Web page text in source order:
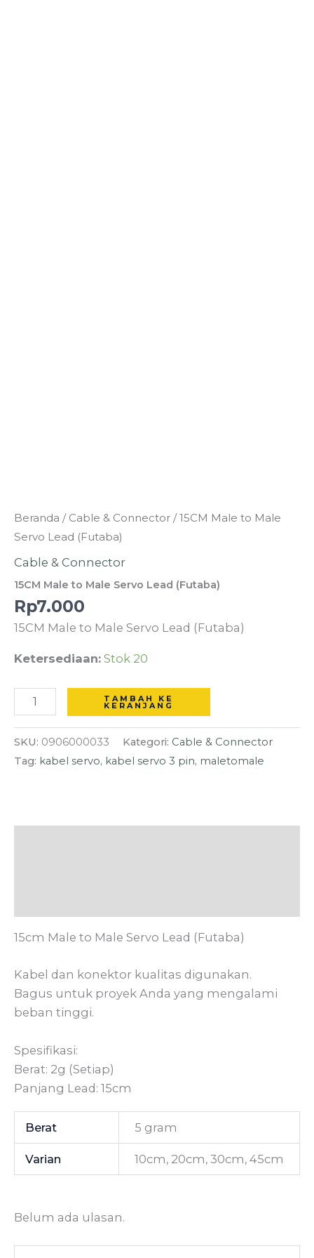
Beranda / Cable & Connector / 15CM Male to Male
Servo Lead (Futaba)
Cable & Connector
15CM Male to Male Servo Lead (Futaba)
Rp7.000
15CM Male to Male Servo Lead (Futaba)
Ketersediaan: Stok 20
Kuantitas
15CM
Male
Male
Servo
Lead
TAMBAH KE
KERANJANG
SKU: 0906000033 Kategori: Cable & Connector
Tag: kabel servo, kabel servo 3 pin, maletomale
15cm Male to Male Servo Lead (Futaba)
Kabel dan konektor kualitas digunakan.
Bagus untuk proyek Anda yang mengalami
beban tinggi.
Spesifikasi:
Berat: 2g (Setiap)
Panjang Lead: 15cm
Berat 5 gram
Varian 10cm, 20cm, 30cm, 45cm
Belum ada ulasan.